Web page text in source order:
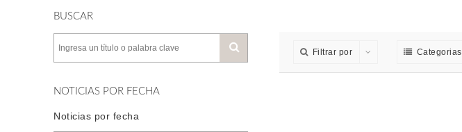
BUSCAR
NOTICIAS POR FECHA
Noticias por fecha
Filtrar por Categorias